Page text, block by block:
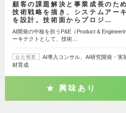
顧客の課題解決と事業成長のた
技術戦略を描き、システムアー
を設計。技術面からプロジ…
AI開発の中核を担うP&E（Product &
ーキテクトとして、技術…
会社概要
AI導入コンサル、AI研究開発・実
材育成
興味あり